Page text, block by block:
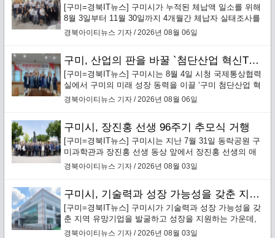
[구미=경북IT뉴스] 구미시가 누적된 체납액 일소를 위해
8월 3일부터 11월 30일까지 4개월간 체납자 실태조사를
통한 맞춤형 징수활동을 전개하는 ‘지방세입 체납관리
경북아이티뉴스 기자 / 2026년 08월 06일
구미, 산업의 판을 바꿀 `첨단산업 혁신TF 추진단` 본격 가동
[구미=경북IT뉴스] 구미시는 8월 4일 시청 국제통상협력
실에서 구미의 미래 성장 동력을 이끌 ‘구미 첨단산업 혁
신TF 추진단’(이하 혁신추진단) 킥오프 회의를 개최하고
경북아이티뉴스 기자 / 2026년 08월 06일
구미시, 장진홍 선생 96주기 추모식 거행
[구미=경북IT뉴스] 구미시는 지난 7월 31일 동락공원 구
미과학관과 장진홍 선생 동상 앞에서 장진홍 선생의 애
국정신을 기리는 ‘순국의사 장진홍 선생 96주기 추모
경북아이티뉴스 기자 / 2026년 08월 03일
구미시, 기술력과 성장 가능성을 갖춘 지역 유망기업 발굴·성장 지원
[구미=경북IT뉴스] 구미시가 기술력과 성장 가능성을 갖
춘 지역 유망기업을 발굴하고 성장을 지원하는 가운데,
구미에 본사를 둔 배터리 안전소재 전문기업 ㈜보백씨엔
경북아이티뉴스 기자 / 2026년 08월 03일